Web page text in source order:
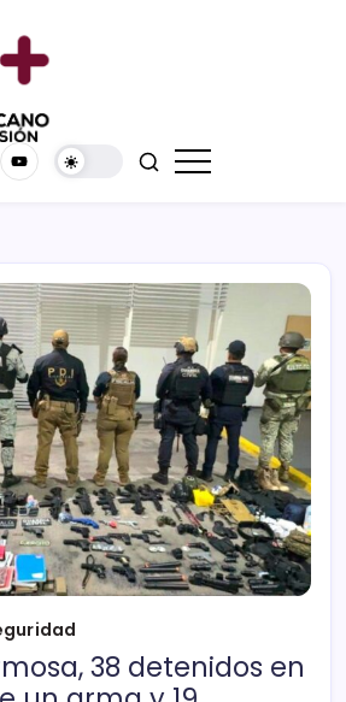
38 detenidos en